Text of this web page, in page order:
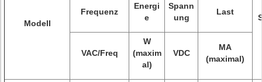
Modell
Frequenz
Energi
e
Spann
ung
Last
VAC/Freq
W
(maxim
al)
VDC
MA
(maximal)